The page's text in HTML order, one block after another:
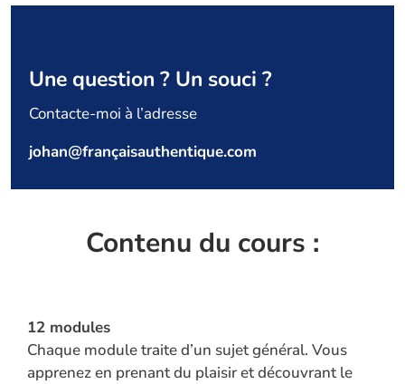
Contenu du cours :
12 modules
Chaque module traite d’un sujet général. Vous
apprenez en prenant du plaisir et découvrant le
Se
Identifiant ou e-mail*
de
passe
perdu ?
Une question ? Un souci ?
Contacte-moi à l’adresse
johan@françaisauthentique.com